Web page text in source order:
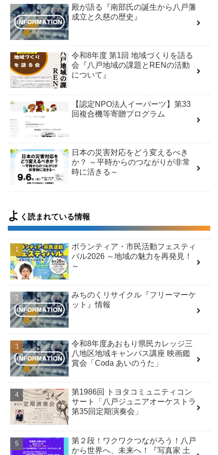
殿が語る『南部氏の誕生から八戸藩
成立と久慈の歴史』
令和8年度 第1回 地域づくりを語る
会『八戸地域の課題とRENの活動
について』
【認定NPO法人イーパーツ】第33
回複合機等寄贈プログラム
日本の災害対応をどう変えるべき
か？ ～平時からのつながりが非常
時に活きる～
よ く読まれている情報
ボランティア・市民活動フェスティ
バル2026 ～地域の魅力を再発見！
～
みちのくリサイクル『フリーマーケ
ット』情報
令和8年度あおもり県民カレッジ三
八地区地域キャンパス講座 映画鑑
賞会「Coda あいのうた」
第1986回 トヨタコミュニティコン
サート「八戸ジュニアオーケストラ
第35回定期演奏会」
第２段！ワクワクつながろう！八戸
から世界へ、未来へ！『写真家 土